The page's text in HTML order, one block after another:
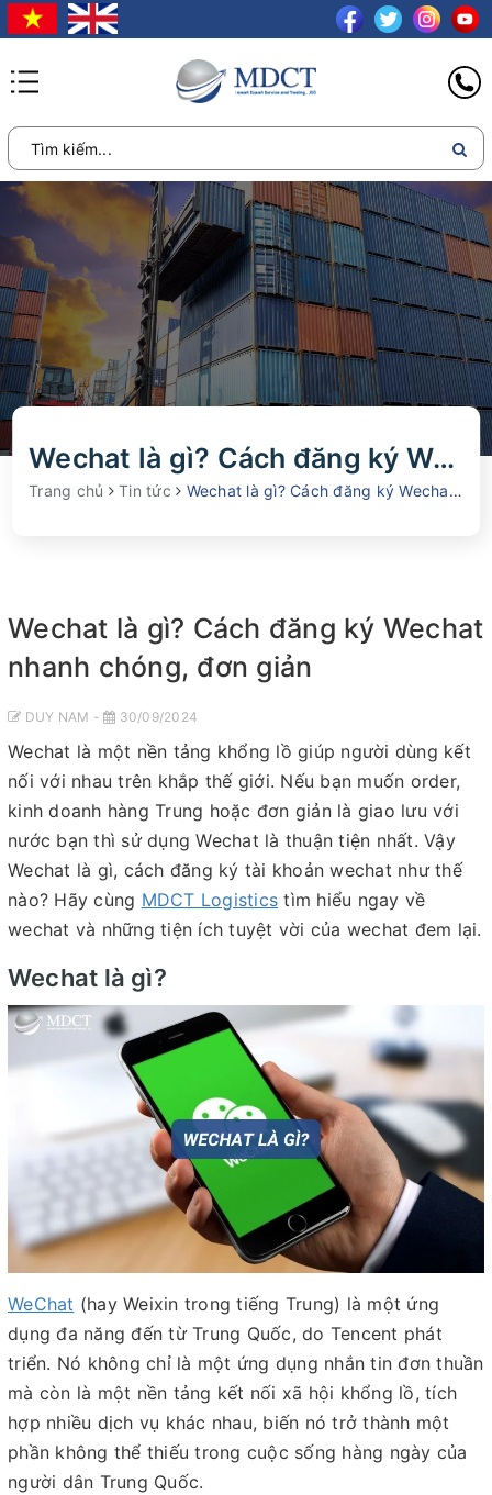
Wechat là gì? Cách đăng ký Wechat nhanh chóng, đơn giản
Trang chủ Tin tức Wechat là gì? Cách đăng ký Wechat nhanh chóng, đơn giản
Wechat là gì? Cách đăng ký Wechat
nhanh chóng, đơn giản
DUY NAM - 30/09/2024
Wechat là một nền tảng khổng lồ giúp người dùng kết
nối với nhau trên khắp thế giới. Nếu bạn muốn order,
kinh doanh hàng Trung hoặc đơn giản là giao lưu với
nước bạn thì sử dụng Wechat là thuận tiện nhất. Vậy
Wechat là gì, cách đăng ký tài khoản wechat như thế
nào? Hãy cùng MDCT Logistics tìm hiểu ngay về
wechat và những tiện ích tuyệt vời của wechat đem lại.
Wechat là gì?
WeChat (hay Weixin trong tiếng Trung) là một ứng
dụng đa năng đến từ Trung Quốc, do Tencent phát
triển. Nó không chỉ là một ứng dụng nhắn tin đơn thuần
mà còn là một nền tảng kết nối xã hội khổng lồ, tích
hợp nhiều dịch vụ khác nhau, biến nó trở thành một
phần không thể thiếu trong cuộc sống hàng ngày của
người dân Trung Quốc.